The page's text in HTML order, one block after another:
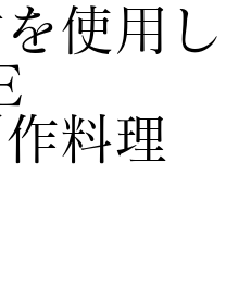
使用し
料理